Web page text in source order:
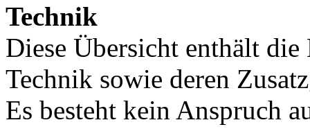
Technik
Diese Übersicht enthält
Technik sowie deren
Es besteht kein Anspruch